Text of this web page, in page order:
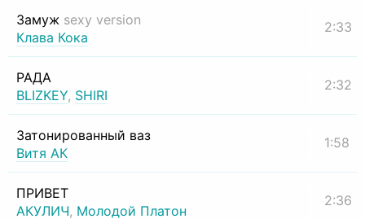
Замуж sexy version
Клава Кока
2:33
РАДА
BLIZKEY, SHIRI
2:32
Затонированный ваз
Витя АК
1:58
ПРИВЕТ
АКУЛИЧ, Молодой Платон
2:36